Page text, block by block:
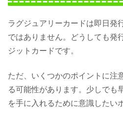
ラグジュアリーカードは即日発
ではありません。どうしても発
ジットカードです。
ただ、いくつかのポイントに注
る可能性があります。少しでも
を手に入れるために意識したい